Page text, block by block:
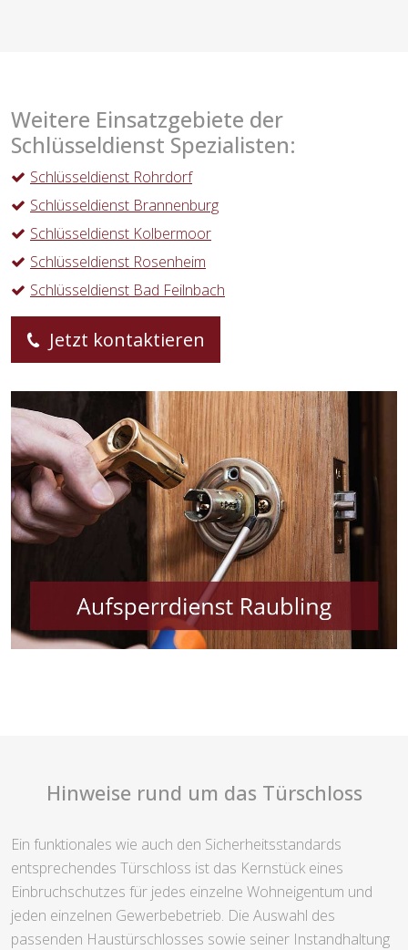
Weitere Einsatzgebiete der
Schlüsseldienst Spezialisten:
Schlüsseldienst Rohrdorf
Schlüsseldienst Brannenburg
Schlüsseldienst Kolbermoor
Schlüsseldienst Rosenheim
Schlüsseldienst Bad Feilnbach
Jetzt kontaktieren
Hinweise rund um das Türschloss
Ein funktionales wie auch den Sicherheitsstandards
entsprechendes Türschloss ist das Kernstück eines
Einbruchschutzes für jedes einzelne Wohneigentum und
jeden einzelnen Gewerbebetrieb. Die Auswahl des
passenden Haustürschlosses sowie seiner Instandhaltung